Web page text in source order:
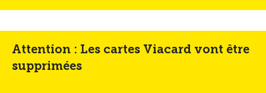
Attention : Les cartes Viacard vont être
supprimées